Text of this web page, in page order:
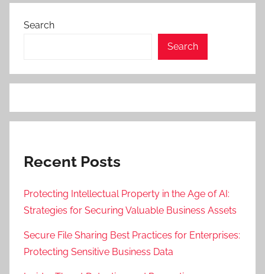
Search
Search
Recent Posts
Protecting Intellectual Property in the Age of AI:
Strategies for Securing Valuable Business Assets
Secure File Sharing Best Practices for Enterprises:
Protecting Sensitive Business Data